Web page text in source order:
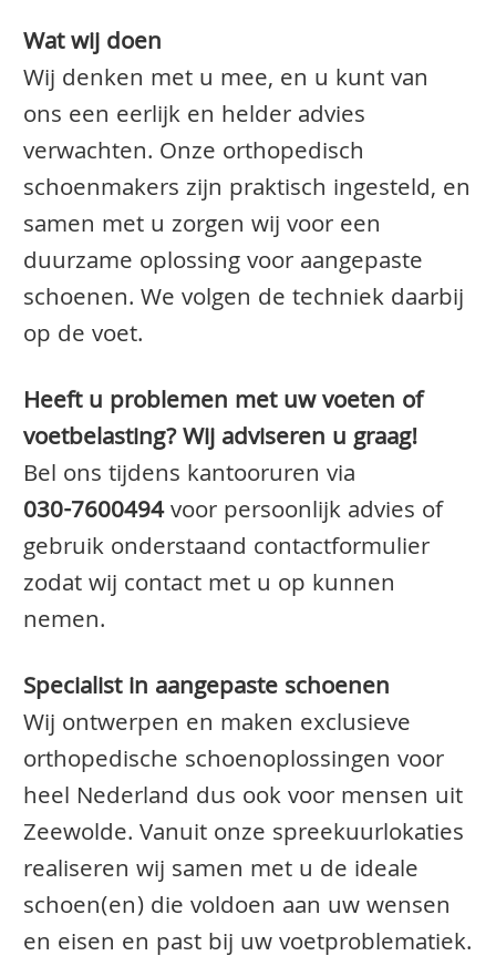
Wat wij doen
Wij denken met u mee, en u kunt van
ons een eerlijk en helder advies
verwachten. Onze orthopedisch
schoenmakers zijn praktisch ingesteld, en
samen met u zorgen wij voor een
duurzame oplossing voor aangepaste
schoenen. We volgen de techniek daarbij
op de voet.
Heeft u problemen met uw voeten of
voetbelasting? Wij adviseren u graag!
Bel ons tijdens kantooruren via
030-7600494voor persoonlijk advies of
gebruik onderstaand contactformulier
zodat wij contact met u op kunnen
nemen.
Specialist in aangepaste schoenen
Wij ontwerpen en maken exclusieve
orthopedische schoenoplossingen voor
heel Nederland dus ook voor mensen uit
Zeewolde. Vanuit onze spreekuurlokaties
realiseren wij samen met u de ideale
schoen(en) die voldoen aan uw wensen
en eisen en past bij uw voetproblematiek.